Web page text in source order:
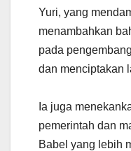
Yuri, yang
menambahkan
pada
dan menciptakan
Ia juga
pemerintah dan
Babel yang lebih